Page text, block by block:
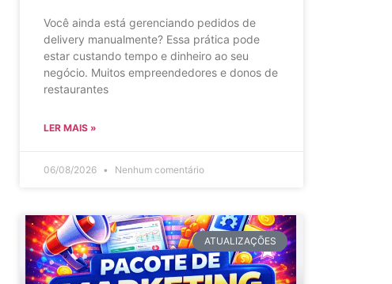
Você ainda está gerenciando pedidos de
delivery manualmente? Essa prática pode
estar custando tempo e dinheiro ao seu
negócio. Muitos empreendedores e donos de
restaurantes
LER MAIS »
06/08/2026 Nenhum comentário
ATUALIZAÇÕES